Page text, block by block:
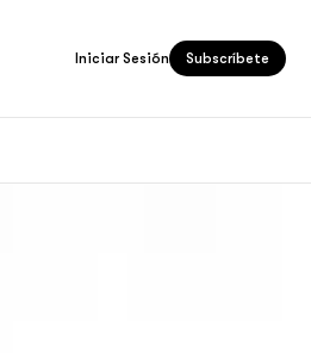
Iniciar Sesión Subscríbete